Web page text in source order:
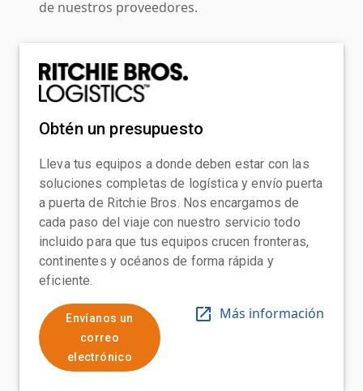
de nuestros proveedores.
Obtén un presupuesto
Lleva tus equipos a donde deben estar con las
soluciones completas de logística y envío puerta
a puerta de Ritchie Bros. Nos encargamos de
cada paso del viaje con nuestro servicio todo
incluido para que tus equipos crucen fronteras,
continentes y océanos de forma rápida y
eficiente.
Envíanos un
correo
electrónico
Más información